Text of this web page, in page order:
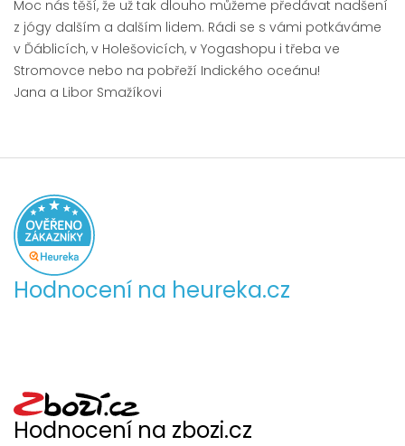
Moc nás těší, že už tak dlouho můžeme předávat nadšení
z jógy dalším a dalším lidem. Rádi se s vámi potkáváme
v Ďáblicích, v Holešovicích, v Yogashopu i třeba ve
Stromovce nebo na pobřeží Indického oceánu!
Jana a Libor Smažíkovi
Hodnocení na heureka.cz
Hodnocení na zbozi.cz